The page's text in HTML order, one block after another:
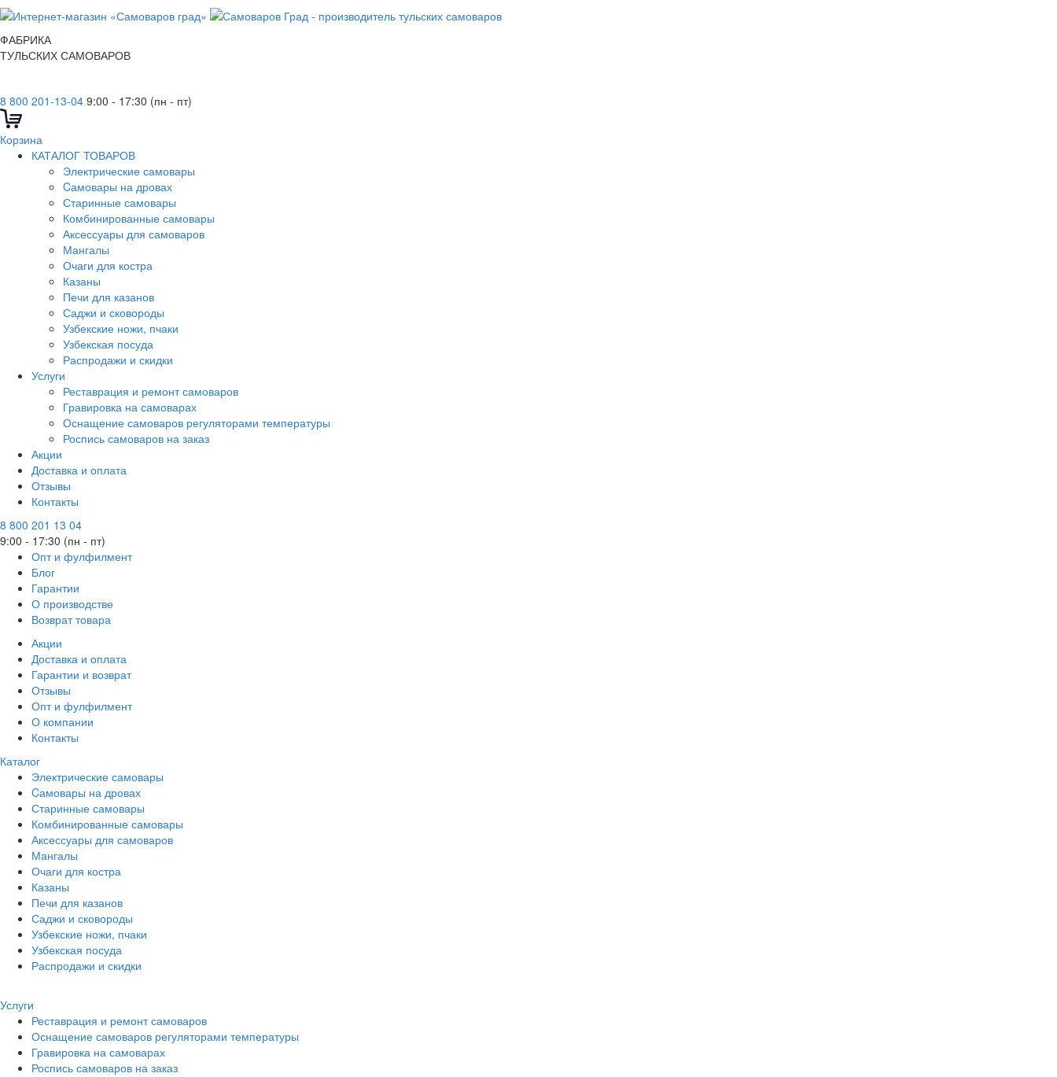
ФАБРИКА
ТУЛЬСКИХ САМОВАРОВ
8 800 201-13-04 9:00 - 17:30 (пн - пт)
Корзина
КАТАЛОГ ТОВАРОВ
Электрические самовары
Cамовары на дровах
Старинные самовары
Комбинированные самовары
Аксессуары для самоваров
Мангалы
Очаги для костра
Казаны
Печи для казанов
Саджи и сковороды
Узбекские ножи, пчаки
Узбекская посуда
Распродажи и скидки
Услуги
Реставрация и ремонт самоваров
Гравировка на самоварах
Оснащение самоваров регуляторами температуры
Роспись самоваров на заказ
Акции
Доставка и оплата
Отзывы
Контакты
8 800 201 13 04
9:00 - 17:30 (пн - пт)
Опт и фулфилмент
Блог
Гарантии
О производстве
Возврат товара
Акции
Доставка и оплата
Гарантии и возврат
Отзывы
Опт и фулфилмент
О компании
Контакты
Каталог
Электрические самовары
Cамовары на дровах
Старинные самовары
Комбинированные самовары
Аксессуары для самоваров
Мангалы
Очаги для костра
Казаны
Печи для казанов
Саджи и сковороды
Узбекские ножи, пчаки
Узбекская посуда
Распродажи и скидки
Услуги
Реставрация и ремонт самоваров
Оснащение самоваров регуляторами температуры
Гравировка на самоварах
Роспись самоваров на заказ